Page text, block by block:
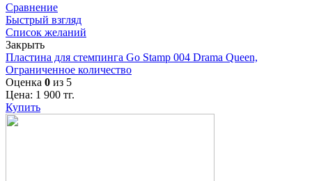
Сравнение
Быстрый взгляд
Список желаний
Закрыть
Пластина для стемпинга Go Stamp 004 Drama Queen,
Ограниченное количество
Оценка 0 из 5
Цена: 1 900 тг.
Купить